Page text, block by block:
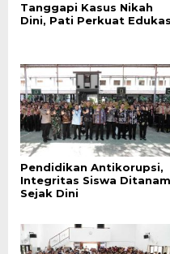
Tanggapi Kasus Nikah
Dini, Pati Perkuat
Pendidikan Antikorupsi,
Integritas Siswa Ditanam
Sejak Dini